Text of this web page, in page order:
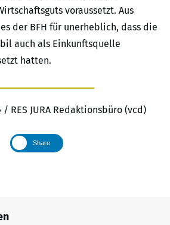
voraussetzt. Aus
der BFH für unerheblich, dass die
auch als Einkunftsquelle
hatten.
/ RES JURA Redaktionsbüro (vcd)
Share